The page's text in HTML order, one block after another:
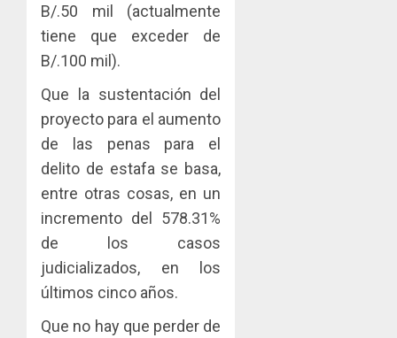
B/.50 mil (actualmente
tiene que exceder de
B/.100 mil).
Que la sustentación del
proyecto para el aumento
de las penas para el
delito de estafa se basa,
entre otras cosas, en un
incremento del 578.31%
de los casos
judicializados, en los
últimos cinco años.
Que no hay que perder de